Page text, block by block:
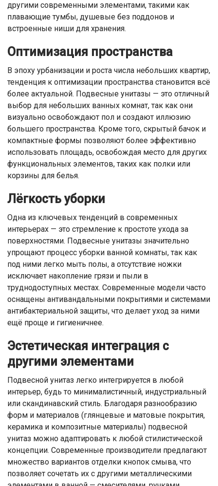
другими современными элементами, такими как
плавающие тумбы, душевые без поддонов и
встроенные ниши для хранения.
Оптимизация пространства
В эпоху урбанизации и роста числа небольших квартир,
тенденция к оптимизации пространства становится всё
более актуальной. Подвесные унитазы — это отличный
выбор для небольших ванных комнат, так как они
визуально освобождают пол и создают иллюзию
большего пространства. Кроме того, скрытый бачок и
компактные формы позволяют более эффективно
использовать площадь, освобождая место для других
функциональных элементов, таких как полки или
корзины для белья.
Лёгкость уборки
Одна из ключевых тенденций в современных
интерьерах — это стремление к простоте ухода за
поверхностями. Подвесные унитазы значительно
упрощают процесс уборки ванной комнаты, так как
под ними легко мыть полы, а отсутствие ножки
исключает накопление грязи и пыли в
труднодоступных местах. Современные модели часто
оснащены антивандальными покрытиями и системами
антибактериальной защиты, что делает уход за ними
ещё проще и гигиеничнее.
Эстетическая интеграция с
другими элементами
Подвесной унитаз легко интегрируется в любой
интерьер, будь то минималистичный, индустриальный
или скандинавский стиль. Благодаря разнообразию
форм и материалов (глянцевые и матовые покрытия,
керамика и композитные материалы) подвесной
унитаз можно адаптировать к любой стилистической
концепции. Современные производители предлагают
множество вариантов отделки кнопок смыва, что
позволяет сочетать их с другими металлическими